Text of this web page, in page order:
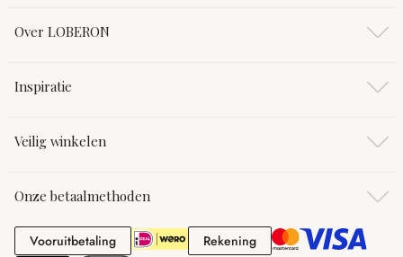
Over LOBERON
Inspiratie
Veilig winkelen
Onze betaalmethoden
VooruitbetalingVooruitbetaling RekeningRekening